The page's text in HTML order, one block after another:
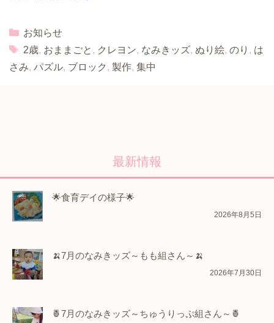
Categories
お知らせ
Tags
2歳, おままごと , クレヨン, なみきッズ, ぬり絵, のり , は
さみ, パズル, ブロック , 製作, 集中
最新情報
🌟食育デイの様子🌟
2026年8月5日
🍌7月のなみきッズ～もも組さん～🍌
2026年7月30日
🍍7月のなみきッズ～ちゅうりっぷ組さん～🍍